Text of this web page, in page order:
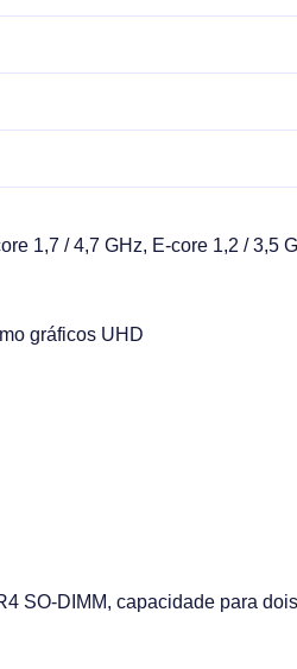
1,7 / 4,7 GHz, E-core 1,2 / 3,5
gráficos UHD
SO-DIMM, capacidade para